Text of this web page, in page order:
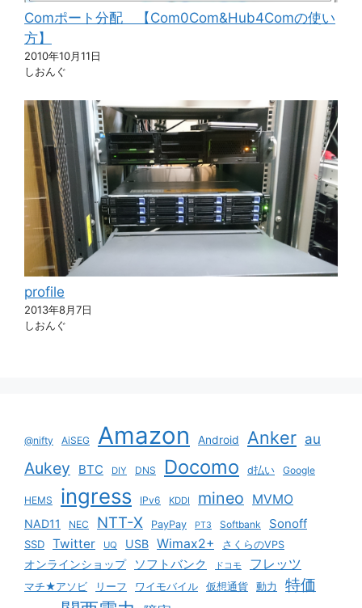
Comポート分配 【Com0Com&Hub4Comの使い
方】
2010年10月11日
しおんぐ
profile
2013年8月7日
しおんぐ
@nifty AiSEG Amazon Android Anker au
Aukey BTC DIY DNS Docomo d払い Google
HEMS ingress IPv6 KDDI mineo MVMO
NAD11 NEC NTT-X PayPay PT3 Softbank Sonoff
SSD Twitter UQ USB Wimax2+ さくらのVPS
オンラインショップ ソフトバンク ドコモ フレッツ
マチ★アソビ リーフ ワイモバイル 仮想通貨 動力 特価